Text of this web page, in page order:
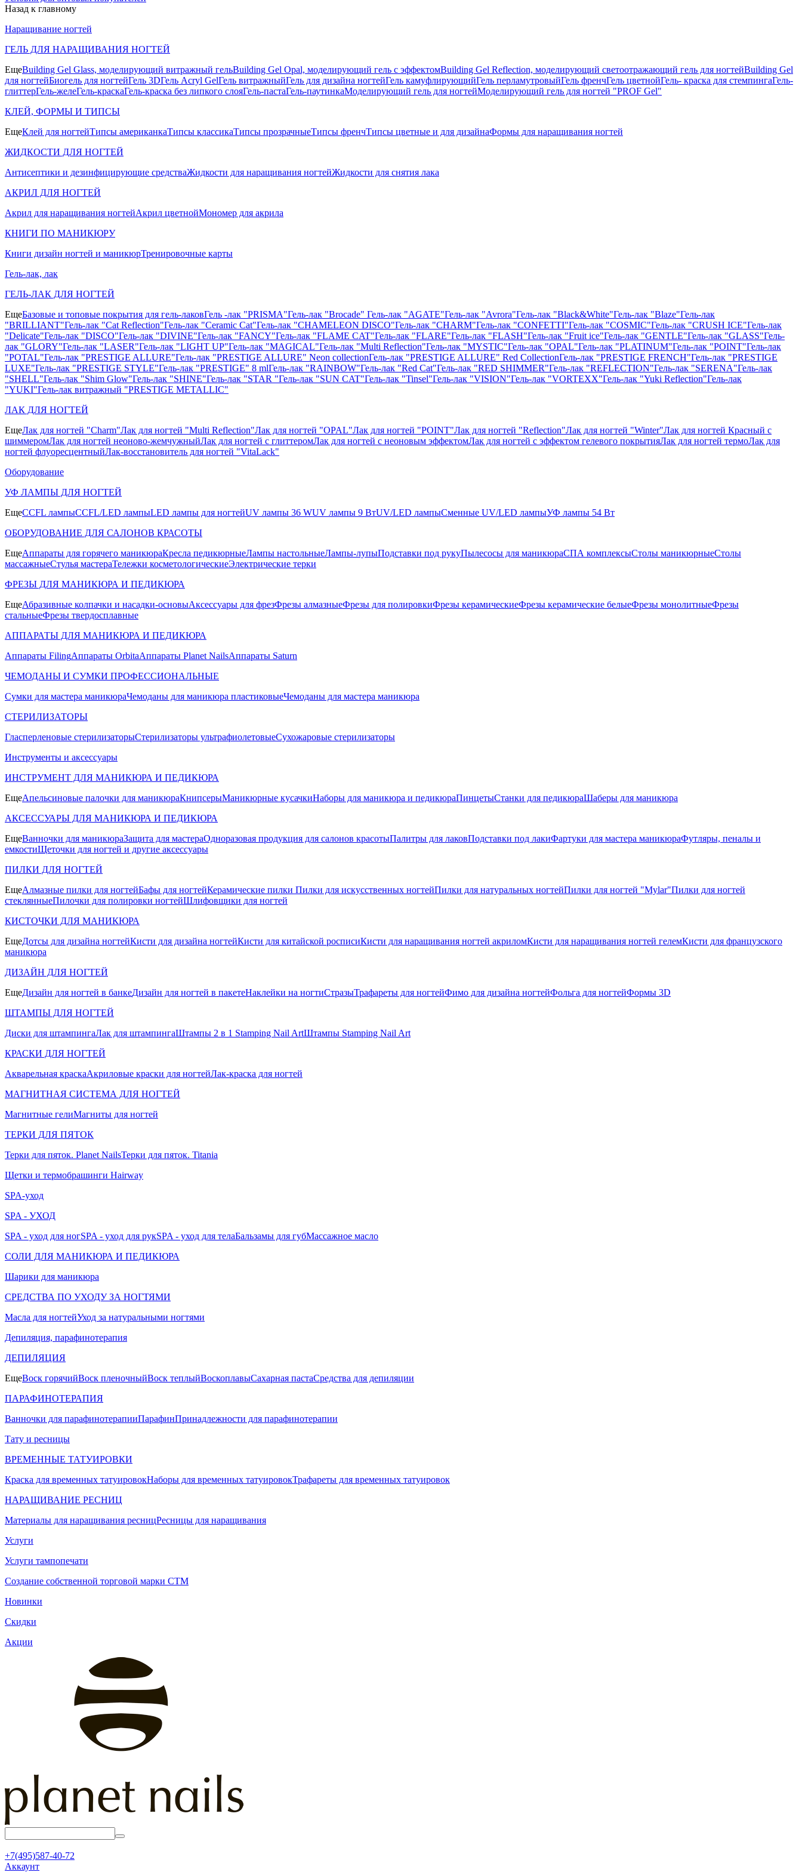
Назад к главному
Наращивание ногтей
ГЕЛЬ ДЛЯ НАРАЩИВАНИЯ НОГТЕЙ
ЕщеBuilding Gel Glass, моделирующий витражный гельBuilding Gel Opal, моделирующий гель с эффектомBuilding Gel Reflection, моделирующий светоотражающий гель для ногтейBuilding Gel
для ногтейБиогель для ногтейГель 3DГель Acryl GelГель витражныйГель для дизайна ногтейГель камуфлирующийГель перламутровыйГель френчГель цветнойГель- краска для стемпингаГель-
глиттерГель-желеГель-краскаГель-краска без липкого слояГель-пастаГель-паутинкаМоделирующий гель для ногтейМоделирующий гель для ногтей "PROF Gel"
КЛЕЙ, ФОРМЫ И ТИПСЫ
ЕщеКлей для ногтейТипсы американкаТипсы классикаТипсы прозрачныеТипсы френчТипсы цветные и для дизайнаФормы для наращивания ногтей
ЖИДКОСТИ ДЛЯ НОГТЕЙ
Антисептики и дезинфицирующие средстваЖидкости для наращивания ногтейЖидкости для снятия лака
АКРИЛ ДЛЯ НОГТЕЙ
Акрил для наращивания ногтейАкрил цветнойМономер для акрила
КНИГИ ПО МАНИКЮРУ
Книги дизайн ногтей и маникюрТренировочные карты
Гель-лак, лак
ГЕЛЬ-ЛАК ДЛЯ НОГТЕЙ
ЕщеБазовые и топовые покрытия для гель-лаковГель -лак "PRISMA"Гель-лак "Brocade" Гель-лак "AGATE"Гель-лак "Avrora"Гель-лак "Black&White"Гель-лак "Blaze"Гель-лак
"BRILLIANT"Гель-лак "Cat Reflection"Гель-лак "Ceramic Cat"Гель-лак "CHAMELEON DISCO"Гель-лак "CHARM"Гель-лак "CONFETTI"Гель-лак "COSMIC"Гель-лак "CRUSH ICE"Гель-лак
"Delicate"Гель-лак "DISCO"Гель-лак "DIVINE"Гель-лак "FANCY"Гель-лак "FLAME CAT"Гель-лак "FLARE"Гель-лак "FLASH"Гель-лак "Fruit ice"Гель-лак "GENTLE"Гель-лак "GLASS"Гель-
лак "GLORY"Гель-лак "LASER"Гель-лак "LIGHT UP"Гель-лак "MAGICAL"Гель-лак "Multi Reflection"Гель-лак "MYSTIC"Гель-лак "OPAL"Гель-лак "PLATINUM"Гель-лак "POINT"Гель-лак
"POTAL"Гель-лак "PRESTIGE ALLURE"Гель-лак "PRESTIGE ALLURE" Neon collectionГель-лак "PRESTIGE ALLURE" Red CollectionГель-лак "PRESTIGE FRENCH"Гель-лак "PRESTIGE
LUXE"Гель-лак "PRESTIGE STYLE"Гель-лак "PRESTIGE" 8 mlГель-лак "RAINBOW"Гель-лак "Red Cat"Гель-лак "RED SHIMMER"Гель-лак "REFLECTION"Гель-лак "SERENA"Гель-лак
"SHELL"Гель-лак "Shim Glow"Гель-лак "SHINE"Гель-лак "STAR "Гель-лак "SUN CAT"Гель-лак "Tinsel"Гель-лак "VISION"Гель-лак "VORTEXX"Гель-лак "Yuki Reflection"Гель-лак
"YUKI"Гель-лак витражный "PRESTIGE METALLIC"
ЛАК ДЛЯ НОГТЕЙ
ЕщеЛак для ногтей "Charm"Лак для ногтей "Multi Reflection"Лак для ногтей "OPAL"Лак для ногтей "POINT"Лак для ногтей "Reflection"Лак для ногтей "Winter"Лак для ногтей Красный с
шиммеромЛак для ногтей неоново-жемчужныйЛак для ногтей с глиттеромЛак для ногтей с неоновым эффектомЛак для ногтей с эффектом гелевого покрытияЛак для ногтей термоЛак для
ногтей флуоресцентныйЛак-восстановитель для ногтей "VitaLack"
Оборудование
УФ ЛАМПЫ ДЛЯ НОГТЕЙ
ЕщеCCFL лампыCCFL/LED лампыLED лампы для ногтейUV лампы 36 WUV лампы 9 ВтUV/LED лампыСменные UV/LED лампыУФ лампы 54 Вт
ОБОРУДОВАНИЕ ДЛЯ САЛОНОВ КРАСОТЫ
ЕщеАппараты для горячего маникюраКресла педикюрныеЛампы настольныеЛампы-лупыПодставки под рукуПылесосы для маникюраСПА комплексыСтолы маникюрныеСтолы
массажныеСтулья мастераТележки косметологическиеЭлектрические терки
ФРЕЗЫ ДЛЯ МАНИКЮРА И ПЕДИКЮРА
ЕщеАбразивные колпачки и насадки-основыАксессуары для фрезФрезы алмазныеФрезы для полировкиФрезы керамическиеФрезы керамические белыеФрезы монолитныеФрезы
стальныеФрезы твердосплавные
АППАРАТЫ ДЛЯ МАНИКЮРА И ПЕДИКЮРА
Аппараты FilingАппараты OrbitaАппараты Planet NailsАппараты Saturn
ЧЕМОДАНЫ И СУМКИ ПРОФЕССИОНАЛЬНЫЕ
Сумки для мастера маникюраЧемоданы для маникюра пластиковыеЧемоданы для мастера маникюра
СТЕРИЛИЗАТОРЫ
Гласперленовые стерилизаторыСтерилизаторы ультрафиолетовыеСухожаровые стерилизаторы
Инструменты и аксессуары
ИНСТРУМЕНТ ДЛЯ МАНИКЮРА И ПЕДИКЮРА
ЕщеАпельсиновые палочки для маникюраКнипсерыМаникюрные кусачкиНаборы для маникюра и педикюраПинцетыСтанки для педикюраШаберы для маникюра
АКСЕССУАРЫ ДЛЯ МАНИКЮРА И ПЕДИКЮРА
ЕщеВанночки для маникюраЗащита для мастераОдноразовая продукция для салонов красотыПалитры для лаковПодставки под лакиФартуки для мастера маникюраФутляры, пеналы и
емкостиЩеточки для ногтей и другие аксессуары
ПИЛКИ ДЛЯ НОГТЕЙ
ЕщеАлмазные пилки для ногтейБафы для ногтейКерамические пилки Пилки для искусственных ногтейПилки для натуральных ногтейПилки для ногтей "Mylar"Пилки для ногтей
стеклянныеПилочки для полировки ногтейШлифовщики для ногтей
КИСТОЧКИ ДЛЯ МАНИКЮРА
ЕщеДотсы для дизайна ногтейКисти для дизайна ногтейКисти для китайской росписиКисти для наращивания ногтей акриломКисти для наращивания ногтей гелемКисти для французского
маникюра
ДИЗАЙН ДЛЯ НОГТЕЙ
ЕщеДизайн для ногтей в банкеДизайн для ногтей в пакетеНаклейки на ногтиСтразыТрафареты для ногтейФимо для дизайна ногтейФольга для ногтейФормы 3D
ШТАМПЫ ДЛЯ НОГТЕЙ
Диски для штампингаЛак для штампингаШтампы 2 в 1 Stamping Nail ArtШтампы Stamping Nail Art
КРАСКИ ДЛЯ НОГТЕЙ
Акварельная краскаАкриловые краски для ногтейЛак-краска для ногтей
МАГНИТНАЯ СИСТЕМА ДЛЯ НОГТЕЙ
Магнитные гелиМагниты для ногтей
ТЕРКИ ДЛЯ ПЯТОК
Терки для пяток. Planet NailsТерки для пяток. Titania
Щетки и термобрашинги Hairway
SPA-уход
SPA - УХОД
SPA - уход для ногSPA - уход для рукSPA - уход для телаБальзамы для губМассажное масло
СОЛИ ДЛЯ МАНИКЮРА И ПЕДИКЮРА
Шарики для маникюра
СРЕДСТВА ПО УХОДУ ЗА НОГТЯМИ
Масла для ногтейУход за натуральными ногтями
Депиляция, парафинотерапия
ДЕПИЛЯЦИЯ
ЕщеВоск горячийВоск пленочныйВоск теплыйВоскоплавыСахарная пастаСредства для депиляции
ПАРАФИНОТЕРАПИЯ
Ванночки для парафинотерапииПарафинПринадлежности для парафинотерапии
Тату и ресницы
ВРЕМЕННЫЕ ТАТУИРОВКИ
Краска для временных татуировокНаборы для временных татуировокТрафареты для временных татуировок
НАРАЩИВАНИЕ РЕСНИЦ
Материалы для наращивания ресницРесницы для наращивания
Услуги
Услуги тампопечати
Создание собственной торговой марки СТМ
Новинки
Скидки
Акции
+7(495)587-40-72
Аккаунт